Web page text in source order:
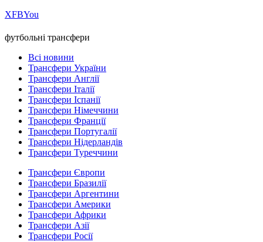
ХFBYou
футбольні трансфери
Всі новини
Трансфери України
Трансфери Англії
Трансфери Італії
Трансфери Іспанії
Трансфери Німеччини
Трансфери Франції
Трансфери Португалії
Трансфери Нідерландів
Трансфери Туреччини
Трансфери Європи
Трансфери Бразилії
Трансфери Аргентини
Трансфери Америки
Трансфери Африки
Трансфери Азії
Трансфери Росії